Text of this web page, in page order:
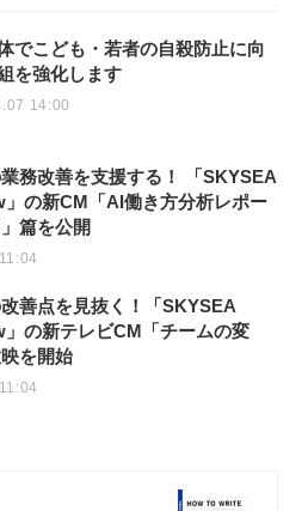
でこども・若者の自殺防止に向
を強化します
14:00
務改善を支援する！ 「SKYSEA
の新CM「AI働き方分析レポー
篇を公開
善点を見抜く！「SKYSEA
の新テレビCM「チームの変
を開始